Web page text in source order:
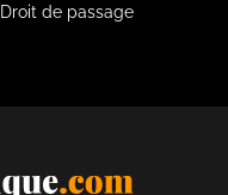
de passage